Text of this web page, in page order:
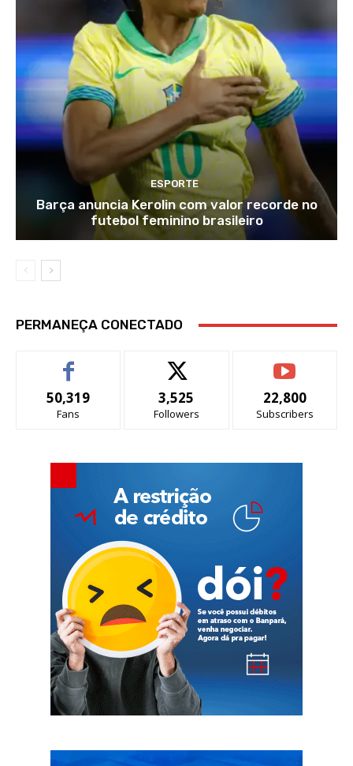
ESPORTE
Barça anuncia Kerolin com valor recorde no
futebol feminino brasileiro
PERMANEÇA CONECTADO
50,319
Fans
3,525
Followers
22,800
Subscribers